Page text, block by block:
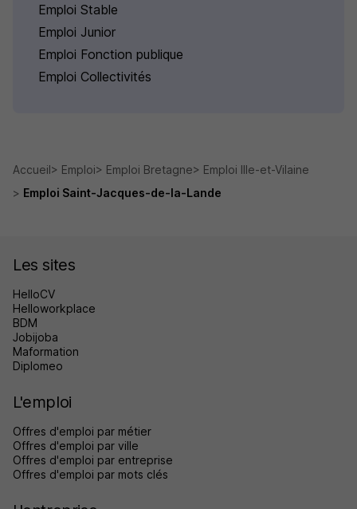
Emploi Stable
Emploi Junior
Emploi Fonction publique
Emploi Collectivités
Accueil Emploi Emploi Bretagne
Emploi Ille-et-Vilaine
Emploi Saint-Jacques-de-la-Lande
Les sites
HelloCV
Helloworkplace
BDM
Jobijoba
Maformation
Diplomeo
L'emploi
Offres d'emploi par métier
Offres d'emploi par ville
Offres d'emploi par entreprise
Offres d'emploi par mots clés